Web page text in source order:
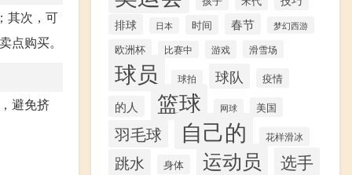
其次，可
购买。
避免挤
排球
日本 时间 春节 梦幻西游
欧洲杯 比赛中 游戏 滑雪场
球员 球拍 球队 疫情
的人 篮球 网球 美国
羽毛球 自己的 花样滑冰
跳水 身体 运动员 选手